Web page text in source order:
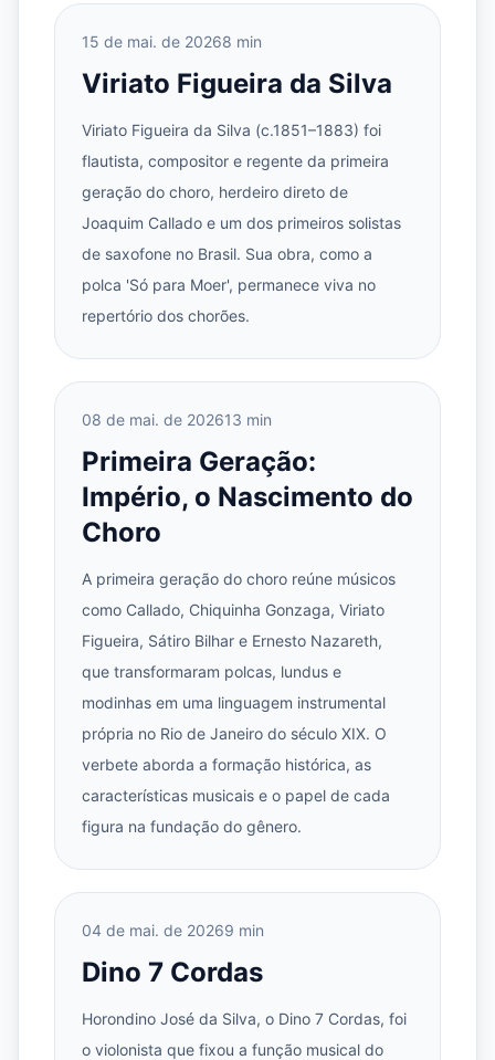
15 de mai. de 20268 min
Viriato Figueira da Silva
Viriato Figueira da Silva (c.1851–1883) foi
flautista, compositor e regente da primeira
geração do choro, herdeiro direto de
Joaquim Callado e um dos primeiros solistas
de saxofone no Brasil. Sua obra, como a
polca 'Só para Moer', permanece viva no
repertório dos chorões.
08 de mai. de 202613 min
Primeira Geração:
Império, o Nascimento do
Choro
A primeira geração do choro reúne músicos
como Callado, Chiquinha Gonzaga, Viriato
Figueira, Sátiro Bilhar e Ernesto Nazareth,
que transformaram polcas, lundus e
modinhas em uma linguagem instrumental
própria no Rio de Janeiro do século XIX. O
verbete aborda a formação histórica, as
características musicais e o papel de cada
figura na fundação do gênero.
04 de mai. de 20269 min
Dino 7 Cordas
Horondino José da Silva, o Dino 7 Cordas, foi
o violonista que fixou a função musical do